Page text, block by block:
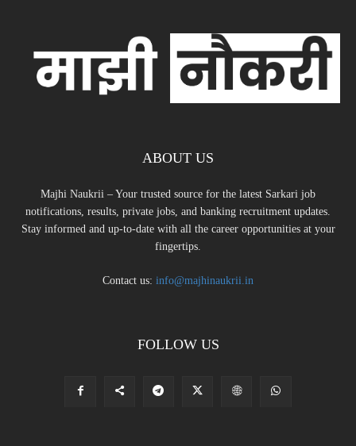
ABOUT US
Majhi Naukrii – Your trusted source for the latest Sarkari job
notifications, results, private jobs, and banking recruitment updates.
Stay informed and up-to-date with all the career opportunities at your
fingertips.
Contact us: info@majhinaukrii.in
FOLLOW US